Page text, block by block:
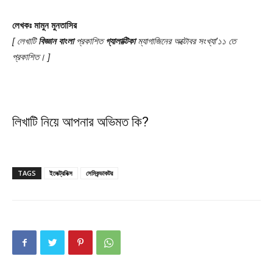
লেখকঃ মামুন মুনতাসির
[ লেখাটিবিজ্ঞান বাংলাপ্রকাশিতগ্যালাক্টিকাম্যাগাজিনের অক্টোবর সংখ্যা'১১ তে
প্রকাশিত। ]
লিখাটি নিয়ে আপনার অভিমত কি?
TAGS ইলেক্ট্রনিক্স সেমিকন্ডাকটর